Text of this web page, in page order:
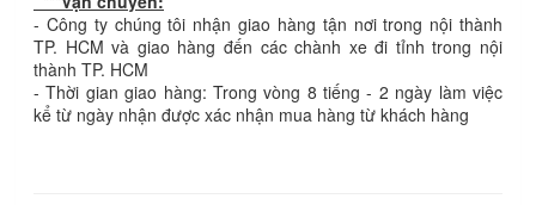
- Công ty chúng tôi nhận giao hàng tận nơi trong nội thành
TP. HCM và giao hàng đến các chành xe đi tỉnh trong nội
thành TP. HCM
- Thời gian giao hàng: Trong vòng 8 tiếng - 2 ngày làm việc
kể từ ngày nhận được xác nhận mua hàng từ khách hàng